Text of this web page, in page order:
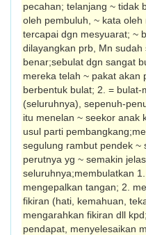
pecahan; telanjang ~ tidak
oleh pembuluh, ~ kata
tercapai dgn mesyuarat; ~
dilayangkan prb, Mn
benar;sebulat dgn sangat
mereka telah ~ pakat akan
berbentuk bulat; 2. =
(seluruhnya), sepenuh-
itu menelan ~ seekor anak
usul parti
segulung rambut pendek ~
perutnya yg ~ semakin
seluruhnya;membulatkan
mengepalkan tangan; 2.
fikiran (hati, kemahuan,
mengarahkan fikiran dll
pendapat, menyelesaikan